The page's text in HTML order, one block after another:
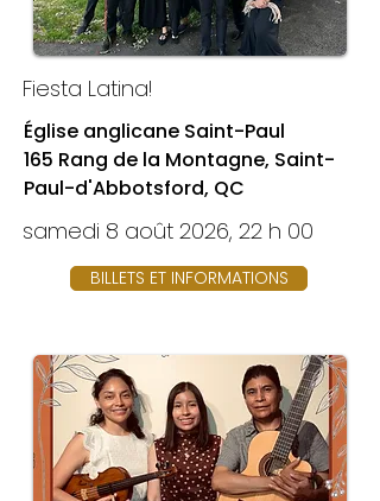
Fiesta Latina!
Église anglicane Saint-Paul
165 Rang de la Montagne, Saint-
Paul-d'Abbotsford, QC
samedi 8 août 2026, 22 h 00
BILLETS ET INFORMATIONS